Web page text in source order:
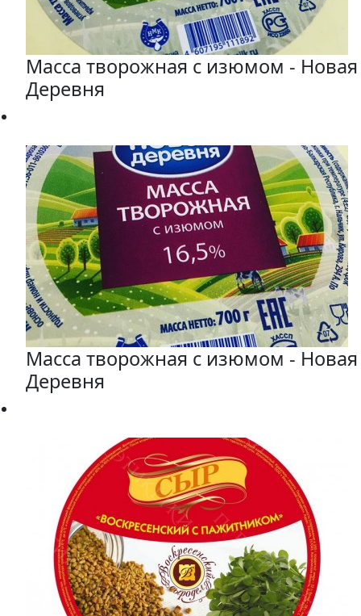
Масса творожная с изюмом - Новая
Деревня
Масса творожная с изюмом - Новая
Деревня